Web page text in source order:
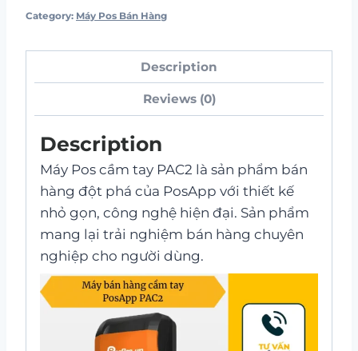
Category: Máy Pos Bán Hàng
Description
Reviews (0)
Description
Máy Pos cầm tay PAC2 là sản phẩm bán
hàng đột phá của PosApp với thiết kế
nhỏ gọn, công nghệ hiện đại. Sản phẩm
mang lại trải nghiệm bán hàng chuyên
nghiệp cho người dùng.